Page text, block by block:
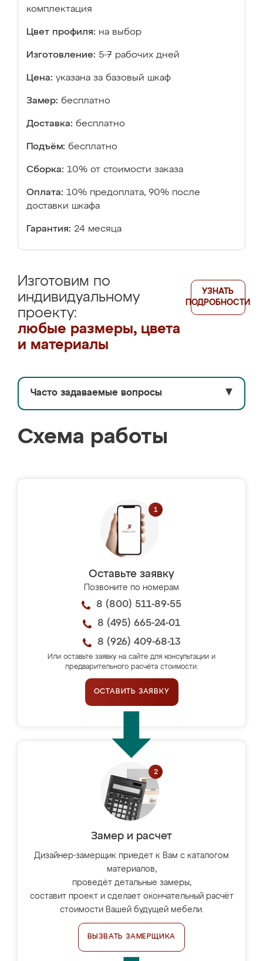
комплектация
Цвет профиля: на выбор
Изготовление: 5-7 рабочих дней
Цена: указана за базовый шкаф
Замер: бесплатно
Доставка: бесплатно
Подъём: бесплатно
Сборка: 10% от стоимости заказа
Оплата: 10% предоплата, 90% после
доставки шкафа
Гарантия: 24 месяца
Изготовим по
индивидуальному
проекту:
любые размеры, цвета
и материалы
УЗНАТЬ
ПОДРОБНОСТИ
Часто задаваемые вопросы ▼
Схема работы
Оставьте заявку
Позвоните по номерам
8 (800) 511-89-55
8 (495) 665-24-01
8 (926) 409-68-13
Или оставьте заявку на сайте для консультации и
предварительного расчёта стоимости.
ОСТАВИТЬ ЗАЯВКУ
Замер и расчет
Дизайнер-замерщик приедет к Вам с каталогом
материалов,
проведёт детальные замеры,
составит проект и сделает окончательный расчёт
стоимости Вашей будущей мебели.
ВЫЗВАТЬ ЗАМЕРЩИКА